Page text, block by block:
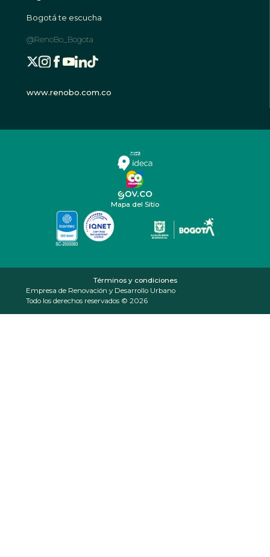
Bogotá te escucha
@RenoBo_Bogota
www.renobo.com.co
Mapa del Sitio
Términos y condiciones
Empresa de Renovación y Desarrollo Urbano
Todo los derechos reservados © 2026